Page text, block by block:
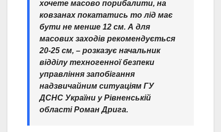
хочете масово порибалити, на
ковзанах покататись то лід має
бути не менше 12 см. А для
масових заходів рекомендується
20-25 см, – розказує начальник
відділу техногенної безпеки
управління запобігання
надзвичайним ситуаціям ГУ
ДСНС України у Рівненській
області Роман Дрига.